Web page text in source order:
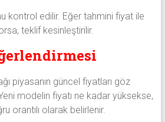
kontrol edilir. Eğer tahmini fiyat ile
teklif kesinleştirilir.
piyasanın güncel fiyatları göz
modelin fiyatı ne kadar yüksekse,
orantılı olarak belirlenir.